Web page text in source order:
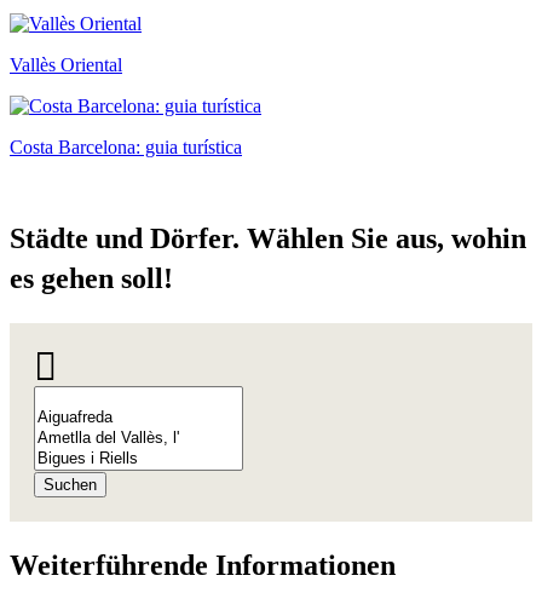
Vallès Oriental
Costa Barcelona: guia turística
Städte und Dörfer. Wählen Sie aus, wohin
es gehen soll!
Suchen
Weiterführende Informationen